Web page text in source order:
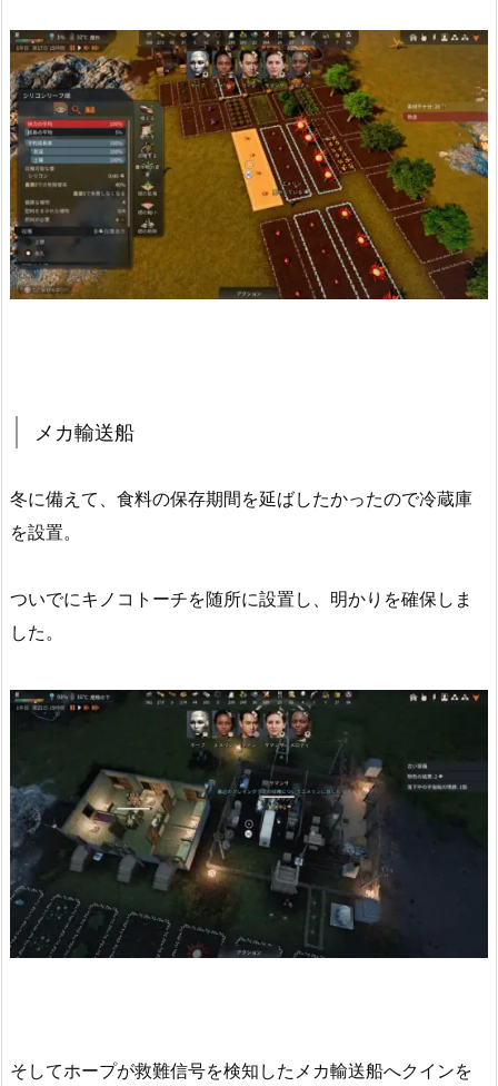
メカ輸送船
冬に備えて、食料の保存期間を延ばしたかったので冷蔵庫
を設置。
ついでにキノコトーチを随所に設置し、明かりを確保しま
した。
そしてホープが救難信号を検知したメカ輸送船へクインを